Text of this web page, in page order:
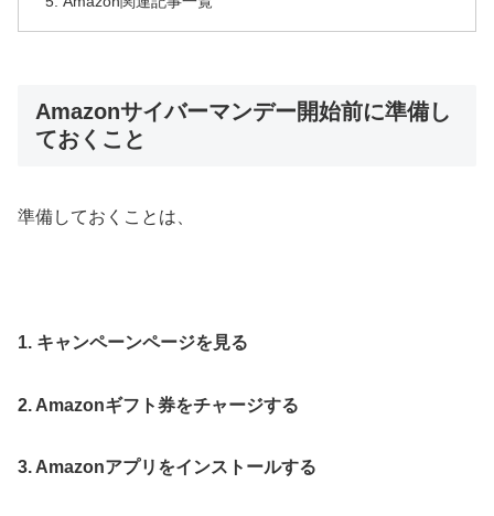
Amazonサイバーマンデー開始前に準備し
ておくこと
準備しておくことは、
1. キャンペーンページを見る
2. Amazonギフト券をチャージする
3. Amazonアプリをインストールする